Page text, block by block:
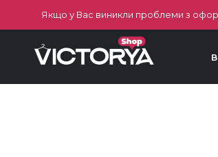
Якщо у Вас виникли проблеми з